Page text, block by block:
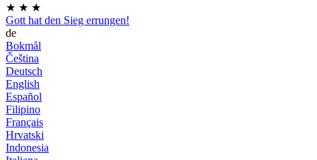
★ ★ ★
Gott hat den Sieg errungen!
de
Bokmål
Čeština
Deutsch
English
Español
Filipino
Français
Hrvatski
Indonesia